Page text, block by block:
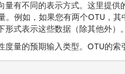
量有不同的表示方式。这里提供
。例如，如果您有两个OTU，
式表示这些数据（除其他外）。
量的预期输入类型。OTU的索